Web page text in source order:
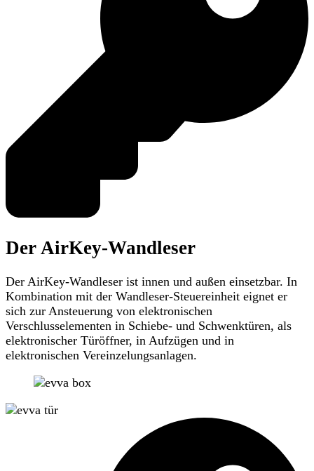
Der AirKey-Wandleser
Der AirKey-Wandleser ist innen und außen einsetzbar. In
Kombination mit der Wandleser-Steuereinheit eignet er
sich zur Ansteuerung von elektronischen
Verschlusselementen in Schiebe- und Schwenktüren, als
elektronischer Türöffner, in Aufzügen und in
elektronischen Vereinzelungsanlagen.